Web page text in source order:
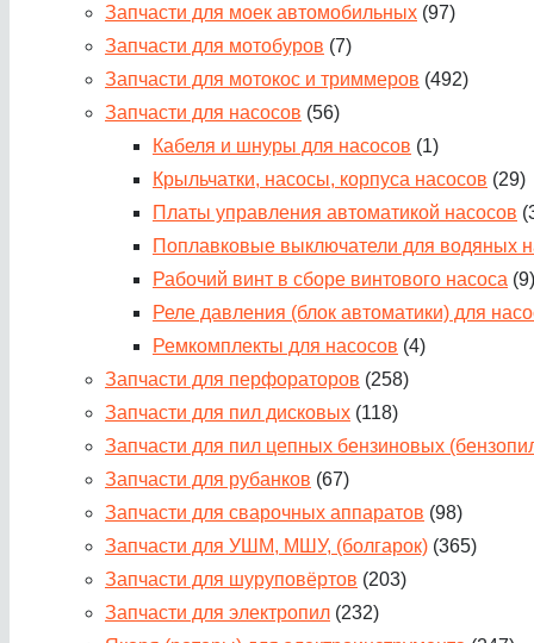
Запчасти для моек автомобильных (97)
Запчасти для мотобуров (7)
Запчасти для мотокос и триммеров (492)
Запчасти для насосов (56)
Кабеля и шнуры для насосов (1)
Крыльчатки, насосы, корпуса насосов (29)
Платы управления автоматикой насосов
Поплавковые выключатели для водяных
Рабочий винт в сборе винтового насоса (9)
Реле давления (блок автоматики) для
Ремкомплекты для насосов (4)
Запчасти для перфораторов (258)
Запчасти для пил дисковых (118)
Запчасти для пил цепных бензиновых
Запчасти для рубанков (67)
Запчасти для сварочных аппаратов (98)
Запчасти для УШМ, МШУ, (болгарок) (365)
Запчасти для шуруповёртов (203)
Запчасти для электропил (232)